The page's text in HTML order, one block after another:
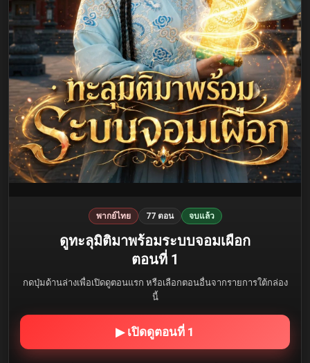
พากย์ไทย 77 ตอน จบแล้ว
ดูทะลุมิติมาพร้อมระบบจอมเผือก
ตอนที่ 1
กดปุ่มด้านล่างเพื่อเปิดดูตอนแรก หรือเลือกตอนอื่นจากรายการใต้กล่อง
นี้
▶ เปิดดูตอนที่ 1